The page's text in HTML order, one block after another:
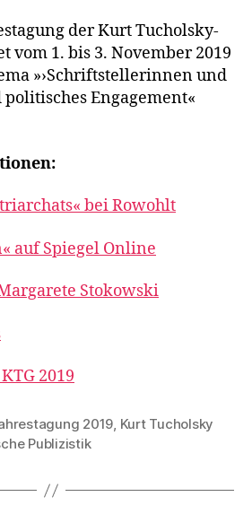
der Kurt Tucholsky-
vom 1. bis 3. November 2019
»›Schriftstellerinnen und
Engagement«
bei Rowohlt
auf Spiegel Online
Stokowski
2019
2019, Kurt Tucholsky
Publizistik